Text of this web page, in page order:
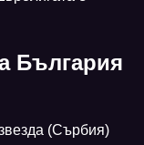
България
(Сърбия)